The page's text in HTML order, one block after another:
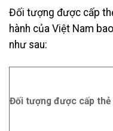
Đối tượng được cấp
hành của Việt Nam
như sau:
Đối tượng được cấp thẻ